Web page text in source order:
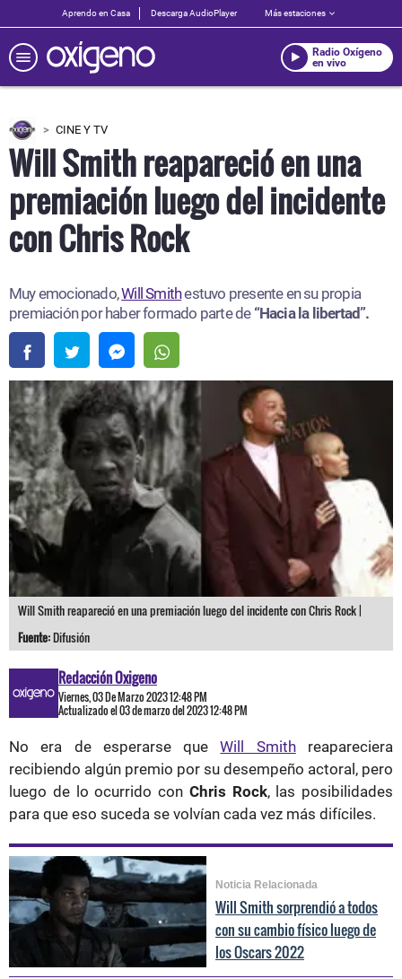
Aprendo en Casa Descarga AudioPlayer Más estaciones
Radio Oxígeno
en vivo
CINE Y TV
Will Smith reapareció en una
premiación luego del incidente
con Chris Rock
Muy emocionado,Will Smithestuvo presente en su propia
premiación por haber formado parte de “Hacia la libertad”.
Will Smith reapareció en una premiación luego del incidente con Chris Rock |
Fuente:Difusión
Redacción Oxigeno
Viernes, 03 De Marzo 2023 12:48 PM
Actualizado el 03 de marzo del 2023 12:48 PM
No era de esperarse queWill Smithreapareciera
recibiendo algún premio por su desempeño actoral, pero
luego de lo ocurrido con Chris Rock, las posibilidades
para que eso suceda se volvían cada vez más difíciles.
Noticia Relacionada
Will Smith sorprendió a todos
con su cambio físico luego de
los Oscars 2022